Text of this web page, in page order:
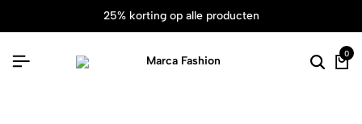
25% korting op alle producten
0